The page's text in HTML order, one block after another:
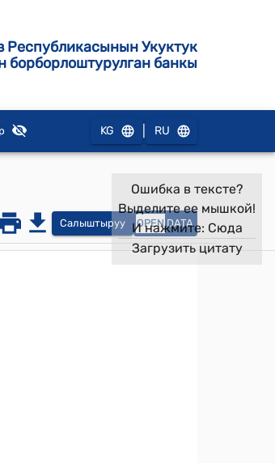
Республикасынын Укуктук
борборлоштурулган банкы
KG RU
Салыштыруу OPEN DATA
Ошибка в тексте?
Выделите ее мышкой!
И нажмите: Сюда
Загрузить цитату